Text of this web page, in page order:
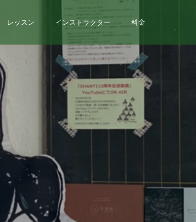
レッスン インストラクター 料金